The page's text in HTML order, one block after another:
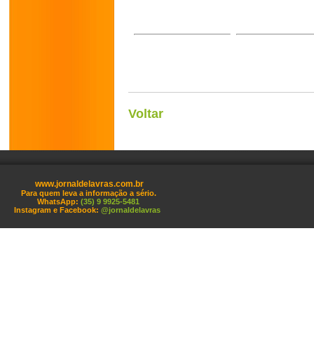
Voltar
www.jornaldelavras.com.br
Para quem leva a informação a sério.
WhatsApp: (35) 9 9925-5481
Instagram e Facebook: @jornaldelavras